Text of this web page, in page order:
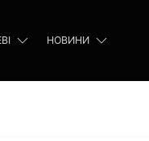
НОВИНИ